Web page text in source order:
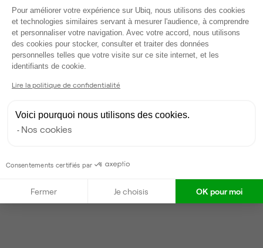
Gestionnaire de l'espace
Partenaire depuis 2022
Taux de réponse : 40%
Plateforme de Gestion du
Pour améliorer votre expérience sur Ubiq, nous utilisons des cookies
et technologies similaires servant à mesurer l'audience, à comprendre
et personnaliser votre navigation. Avec votre accord, nous utilisons
des cookies pour stocker, consulter et traiter des données
personnelles telles que votre visite sur ce site internet, et les
identifiants de cookie.
Lire la politique de confidentialité
Voici pourquoi nous utilisons des cookies.
Nos cookies
Consentements certifiés par
Fermer Je choisis OK pour moi